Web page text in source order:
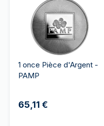
1 once Pièce d'Argent -
PAMP
65,11 €